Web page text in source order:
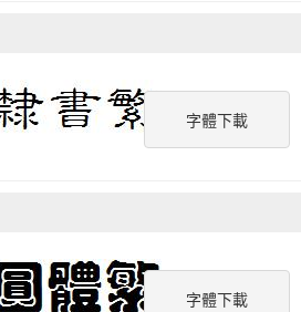
字體下載
字體下載